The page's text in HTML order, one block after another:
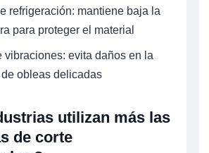
refrigeración: mantiene baja la
para proteger el material
vibraciones: evita daños en la
obleas delicadas
utilizan más las
de corte